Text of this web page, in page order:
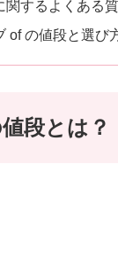
関するよくある
of の値段と選び
段とは？